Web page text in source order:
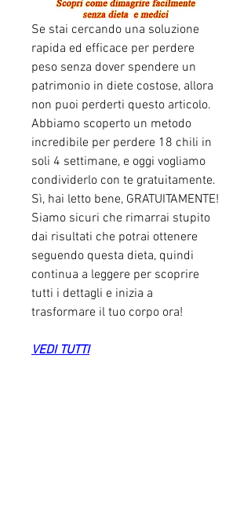
Se stai cercando una soluzione
rapida ed efficace per perdere
peso senza dover spendere un
patrimonio in diete costose, allora
non puoi perderti questo articolo.
Abbiamo scoperto un metodo
incredibile per perdere 18 chili in
soli 4 settimane, e oggi vogliamo
condividerlo con te gratuitamente.
Sì, hai letto bene, GRATUITAMENTE!
Siamo sicuri che rimarrai stupito
dai risultati che potrai ottenere
seguendo questa dieta, quindi
continua a leggere per scoprire
tutti i dettagli e inizia a
trasformare il tuo corpo ora!
VEDI TUTTI